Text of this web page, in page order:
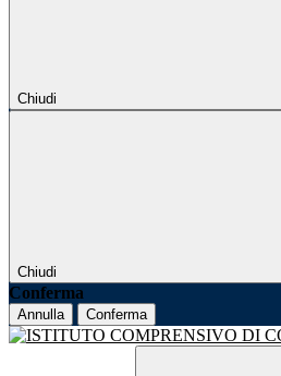
Chiudi
Chiudi
Conferma
Annulla Conferma